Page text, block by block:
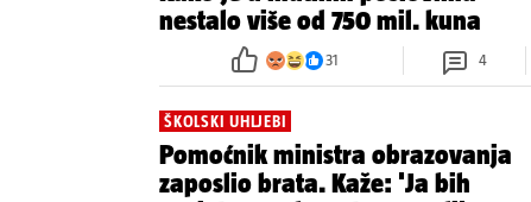
Nova dječja bolnica urbana
6 1